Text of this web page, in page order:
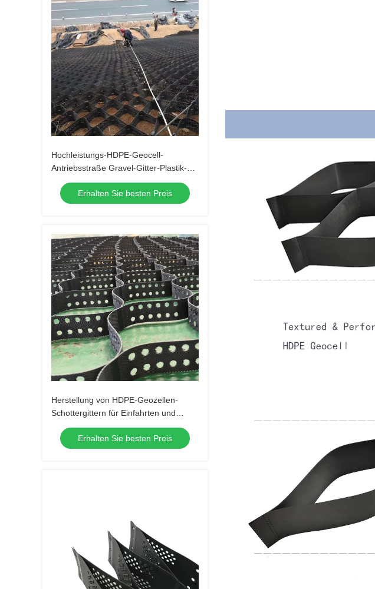
Hochleistungs-HDPE-Geocell-
Antriebsstraße Gravel-Gitter-Plastik-
Geocell-System zur
Bodenstabilisierung und
Stützwandverstärkung
Erhalten Sie besten Preis
Herstellung von HDPE-Geozellen-
Schottergittern für Einfahrten und
Zufahrtswege
Erhalten Sie besten Preis